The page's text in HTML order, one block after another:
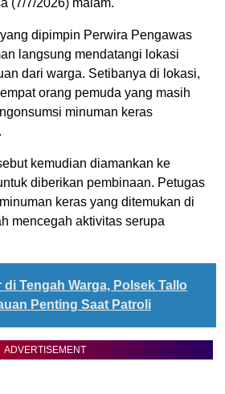
(7/7/2026) malam.
dipimpin Perwira Pengawas
langsung mendatangi lokasi
dari warga. Setibanya di lokasi,
orang pemuda yang masih
minuman keras
kemudian diamankan ke
diberikan pembinaan. Petugas
keras yang ditemukan di
mencegah aktivitas serupa
di Tengah Warga, Polsek Tallo
Penting Saat Patroli
ADVERTISEMENT